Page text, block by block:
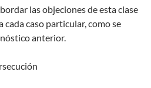
las objeciones de esta clase
cada caso particular, como se
anterior.